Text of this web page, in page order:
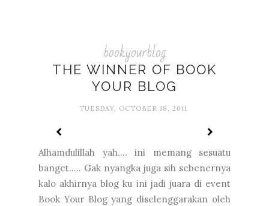
bookyourblog
THE WINNER OF BOOK
YOUR BLOG
TUESDAY, OCTOBER 18, 2011
Alhamdulillah yah.... ini memang sesuatu
banget..... Gak nyangka juga sih sebenernya
kalo akhirnya blog ku ini jadi juara di event
Book Your Blog yang diselenggarakan oleh